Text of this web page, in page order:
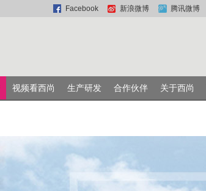
Facebook 新浪微博 腾讯微博
视频看西尚 生产研发 合作伙伴 关于西尚